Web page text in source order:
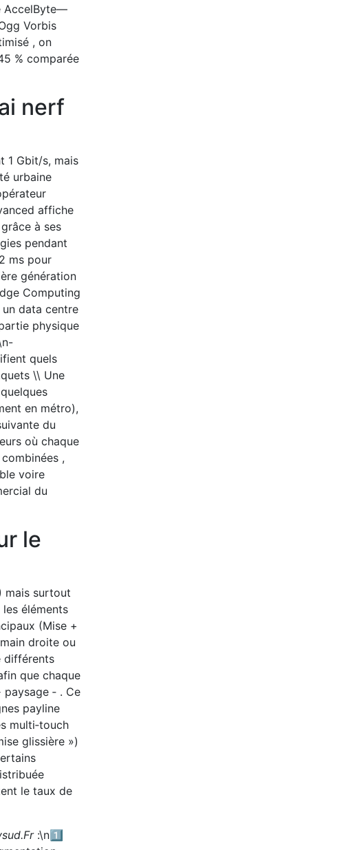
AccelByte—
Vorbis
, on
% comparée
nerf
1 Gbit/s, mais
urbaine
affiche
à ses
pendant
ms pour
génération
Computing
data centre
physique
quels
\\ Une
en métro),
du
où chaque
,
voire
du
le
mais surtout
éléments
(Mise +
droite ou
différents
que chaque
‑ . Ce
payline
multi‑touch
glissière »)
le taux de
:\n1️⃣